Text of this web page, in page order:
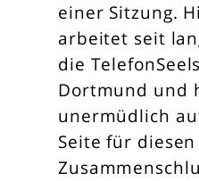
einer Sitzung.
arbeitet seit
die
Dortmund und
unermüdlich
Seite für diesen